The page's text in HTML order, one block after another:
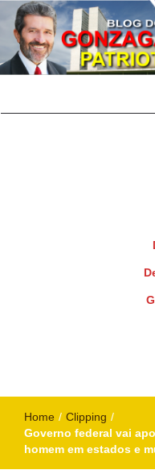
Home / Clipping /
Governo federal vai
homem em estados e